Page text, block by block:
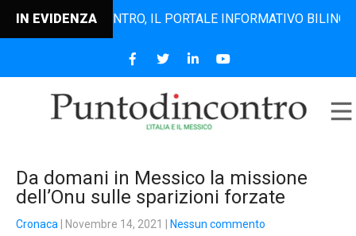
IN EVIDENZA
PUNTODINCONTRO, IL PORTALE INFORMATIVO
Da domani in Messico la missione
dell’Onu sulle sparizioni forzate
Cronaca | Novembre 14, 2021 Nessun commento